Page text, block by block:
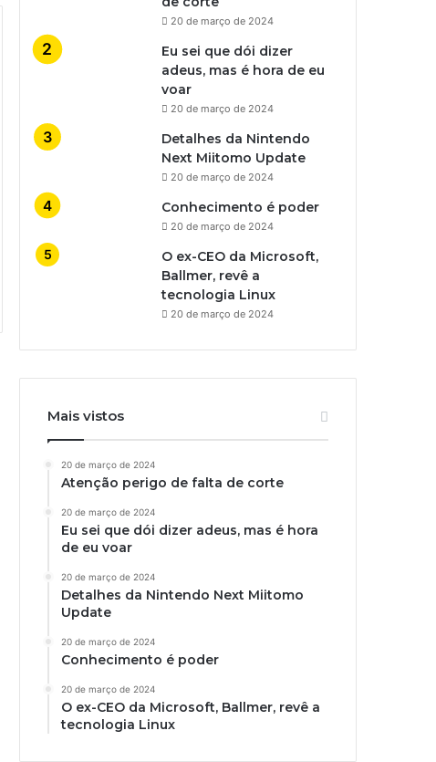
20 de março de 2024
Eu sei que dói dizer
adeus, mas é hora de eu
voar
20 de março de 2024
Detalhes da Nintendo
Next Miitomo Update
20 de março de 2024
Conhecimento é poder
20 de março de 2024
O ex-CEO da Microsoft,
Ballmer, revê a
tecnologia Linux
20 de março de 2024
Mais vistos
20 de março de 2024
Atenção perigo de falta de corte
20 de março de 2024
Eu sei que dói dizer adeus, mas é hora
de eu voar
20 de março de 2024
Detalhes da Nintendo Next Miitomo
Update
20 de março de 2024
Conhecimento é poder
20 de março de 2024
O ex-CEO da Microsoft, Ballmer, revê a
tecnologia Linux